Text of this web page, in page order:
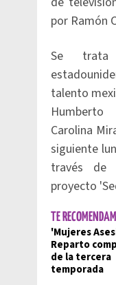
por Ramón
Se
talento
Carolina
siguiente
través de
proyecto
TE
'Mujeres
Reparto
de la tercera
temporada